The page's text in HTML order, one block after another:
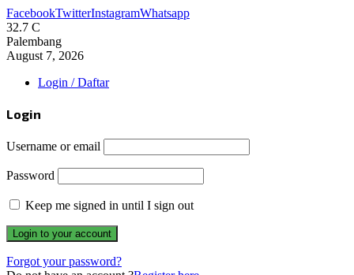
FacebookTwitterInstagramWhatsapp
32.7 C
Palembang
August 7, 2026
Login / Daftar
Login
Username or email
Password
Keep me signed in until I sign out
Forgot your password?